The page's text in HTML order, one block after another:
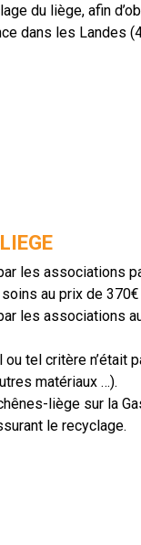
du liège, afin
dans les Landes
les associations
au prix de
les associations
tel critère n’était
matériaux …).
liège sur la
le recyclage.